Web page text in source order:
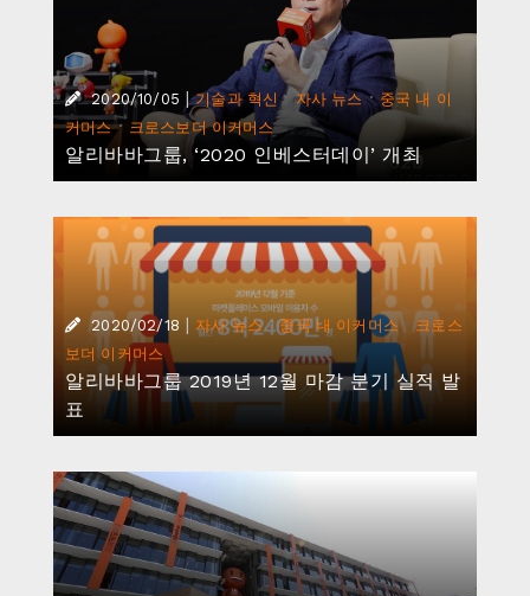
2020/10/05 | 기술과 혁신 ·자사 뉴스·중국 내 이
커머스· 크로스보더 이커머스
알리바바그룹, ‘2020 인베스터데이’ 개최
2020/02/18 자사 뉴스·중국 내 이커머스·크로스
보더 이커머스
알리바바그룹 2019년 12월 마감 분기 실적 발
표